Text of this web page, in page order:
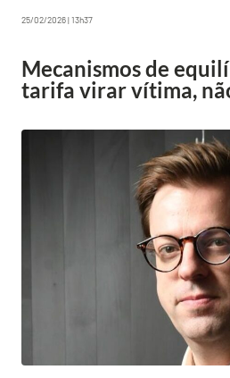
25/02/2026 | 13h37
Mecanismos de
tarifa virar vítima,